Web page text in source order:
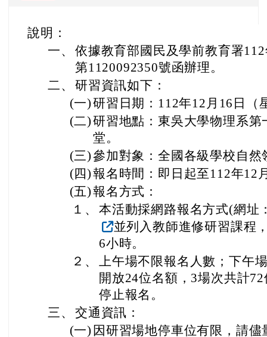
說明：
一、 依據教育部國民及學前教育署
第1120092350號函辦理。
二、 研習資訊如下：
(一)研習日期：112年12月16日（
(二)研習地點：東吳大學物理系第
堂。
(三)參加對象：全國各級學校自然
(四)報名時間：即日起至112年12
(五)報名方式：
１、 本活動採網路報名方式(網址
並列入教師進修研習課程
6小時。
２、 上午場不限報名人數；下午
開放24位名額，3場次共計
停止報名。
三、 交通資訊：
(一) 因研習場地停車位有限，請